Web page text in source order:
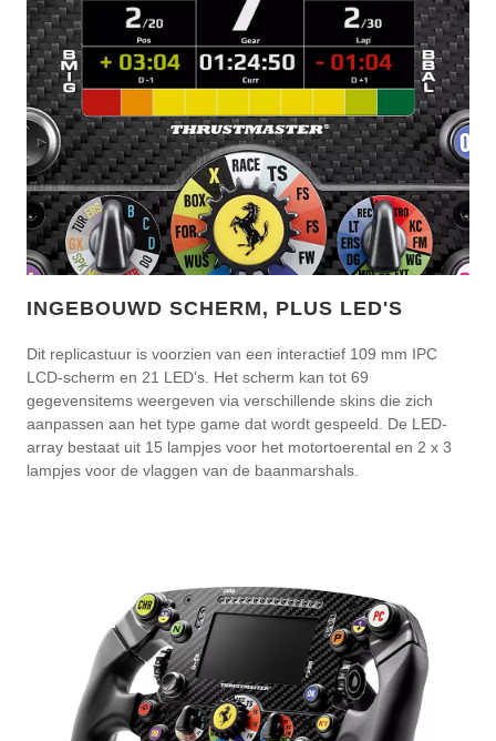
INGEBOUWD SCHERM, PLUS LED'S
Dit replicastuur is voorzien van een interactief 109 mm IPC
LCD-scherm en 21 LED's. Het scherm kan tot 69
gegevensitems weergeven via verschillende skins die zich
aanpassen aan het type game dat wordt gespeeld. De LED-
array bestaat uit 15 lampjes voor het motortoerental en 2 x 3
lampjes voor de vlaggen van de baanmarshals.